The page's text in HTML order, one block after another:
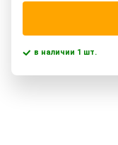
в наличии 1 шт.